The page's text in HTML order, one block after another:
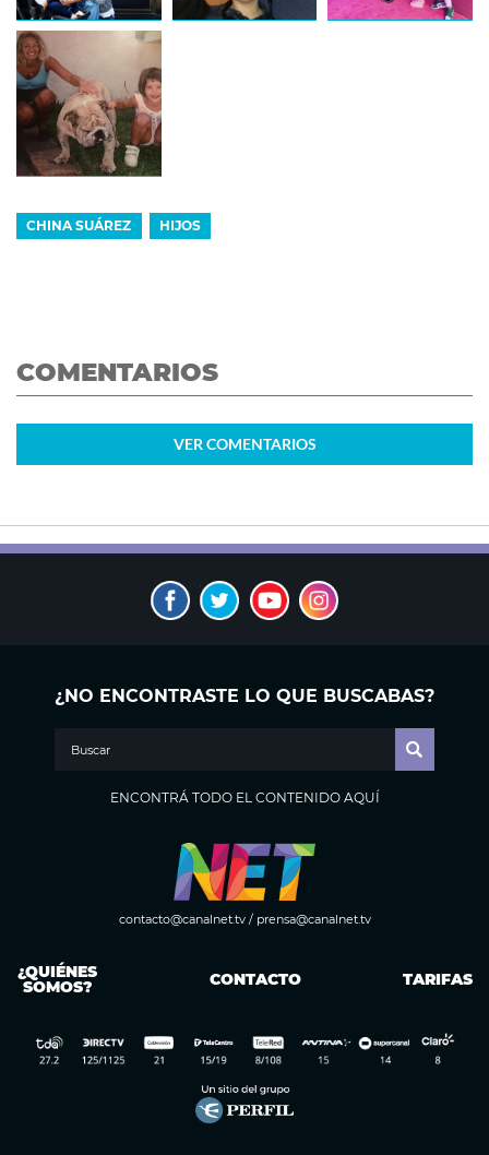
CHINA SUÁREZ HIJOS
COMENTARIOS
VER COMENTARIOS
¿NO ENCONTRASTE LO QUE BUSCABAS?
ENCONTRÁ TODO EL CONTENIDO AQUÍ
contacto@canalnet.tv/ prensa@canalnet.tv
¿QUIÉNES
SOMOS? CONTACTO TARIFAS